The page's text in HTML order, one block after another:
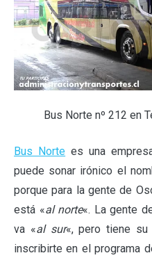
Bus Norte nº 212 en
Bus Norte es una
puede sonar irónico el
porque para la gente de
está «al norte«. La gente
va «al sur«, pero tiene su
inscribirte en el programa